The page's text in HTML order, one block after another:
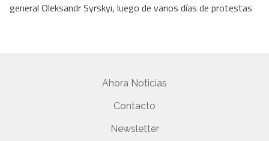
general Oleksandr Syrskyi, luego de varios días de protestas
Ahora Noticias
Contacto
Newsletter